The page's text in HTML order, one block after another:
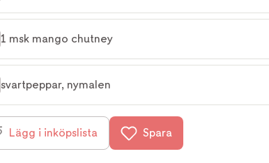
1 msk mango chutney
svartpeppar, nymalen
Lägg i inköpslista Spara